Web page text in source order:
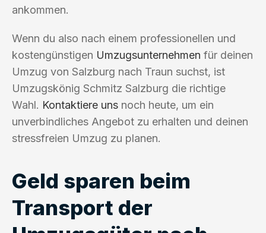
ankommen.
Wenn du also nach einem professionellen und
kostengünstigen Umzugsunternehmen für deinen
Umzug von Salzburg nach Traun suchst, ist
Umzugskönig Schmitz Salzburg die richtige
Wahl. Kontaktiere uns noch heute, um ein
unverbindliches Angebot zu erhalten und deinen
stressfreien Umzug zu planen.
Geld sparen beim
Transport der